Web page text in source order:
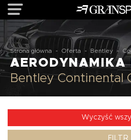
OFERTA
MARKI
Strona główna - Oferta - Bentley -
AERODYNAMIKA
Bentley Continental
Wyczyść
FILTR